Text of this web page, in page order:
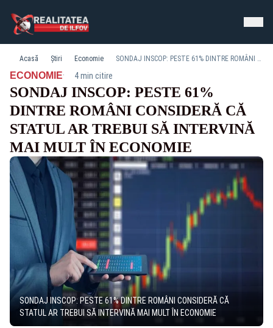
Acasă Știri Economie SONDAJ INSCOP: PESTE 61% DINTRE ROMÂNI CONSIDERĂ CĂ STATUL AR TREBUI SĂ INTERVINĂ MAI MULT ÎN ECONOMIE
ECONOMIE· 4 min citire
SONDAJ INSCOP: PESTE 61%
DINTRE ROMÂNI CONSIDERĂ CĂ
STATUL AR TREBUI SĂ INTERVINĂ
MAI MULT ÎN ECONOMIE
SONDAJ INSCOP: PESTE 61% DINTRE ROMÂNI CONSIDERĂ CĂ
STATUL AR TREBUI SĂ INTERVINĂ MAI MULT ÎN ECONOMIE